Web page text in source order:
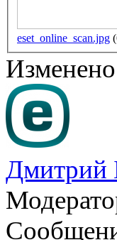
eset_online_scan.jpg
Дмитрий